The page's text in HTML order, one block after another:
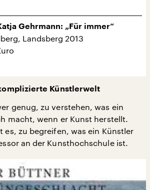
Gehrmann: „Für immer“
Landsberg 2013
Künstlerwelt
genug, zu verstehen, was ein
macht, wenn er Kunst herstellt.
es, zu begreifen, was ein Künstler
an der Kunsthochschule ist.